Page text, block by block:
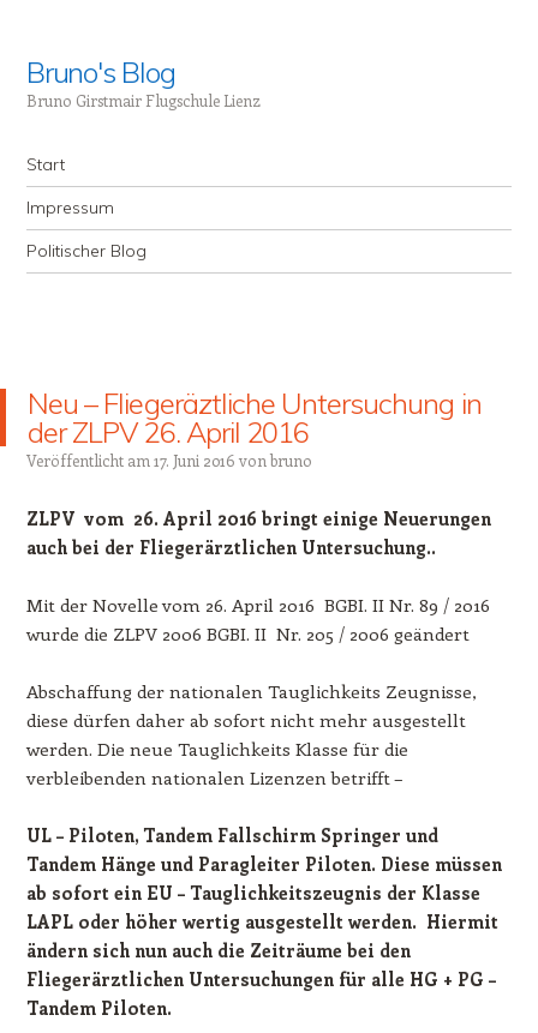
Bruno's Blog
Bruno Girstmair Flugschule Lienz
Menü
Zum Inhalt springen
Start
Impressum
Politischer Blog
Neu – Fliegeräztliche Untersuchung in
der ZLPV 26. April 2016
Veröffentlicht am 17. Juni 2016 von bruno
ZLPV vom 26. April 2016 bringt einige Neuerungen
auch bei der Fliegerärztlichen Untersuchung..
Mit der Novelle vom 26. April 2016 BGBI. II Nr. 89 / 2016
wurde die ZLPV 2006 BGBI. II Nr. 205 / 2006 geändert
Abschaffung der nationalen Tauglichkeits Zeugnisse,
diese dürfen daher ab sofort nicht mehr ausgestellt
werden. Die neue Tauglichkeits Klasse für die
verbleibenden nationalen Lizenzen betrifft –
UL – Piloten, Tandem Fallschirm Springer und
Tandem Hänge und Paragleiter Piloten. Diese müssen
ab sofort ein EU – Tauglichkeitszeugnis der Klasse
LAPL oder höher wertig ausgestellt werden. Hiermit
ändern sich nun auch die Zeiträume bei den
Fliegerärztlichen Untersuchungen für alle HG + PG –
Tandem Piloten.